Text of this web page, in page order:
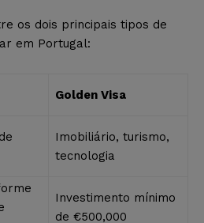
os dois principais tipos de
em Portugal:
Golden Visa
Imobiliário, turismo,
tecnologia
Investimento mínimo
de €500,000